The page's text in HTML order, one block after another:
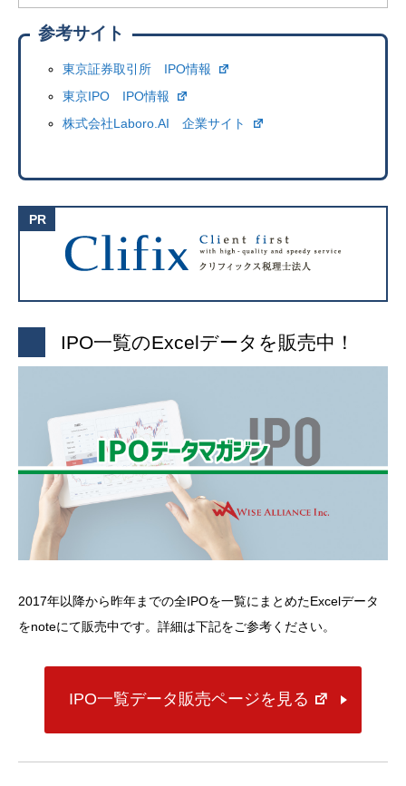
参考サイト
東京証券取引所 IPO情報
東京IPO IPO情報
株式会社Laboro.AI 企業サイト
IPO一覧のExcelデータを販売中！
2017年以降から昨年までの全IPOを一覧にまとめたExcelデータ
をnoteにて販売中です。詳細は下記をご参考ください。
IPO一覧データ販売ページを見る